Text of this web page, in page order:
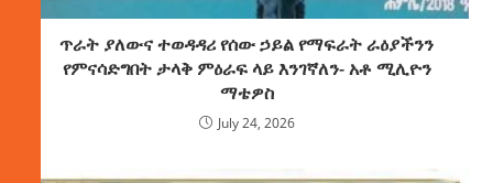
ጥራት ያለውና ተወዳዳሪ የሰው ኃይል የማፍራት ራዕያችንን
የምናሳድግበት ታላቅ ምዕራፍ ላይ እንገኛለን- አቶ ሚሊዮን
ማቴዎስ
July 24, 2026